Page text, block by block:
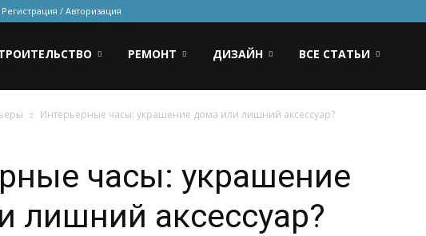
Регистрация / Авторизация
РЕМОНТ ДИЗАЙН ВСЕ СТАТЬИ
Интерьерные часы: украшение дома или лишний аксессуар?
часы: украшение
лишний аксессуар?